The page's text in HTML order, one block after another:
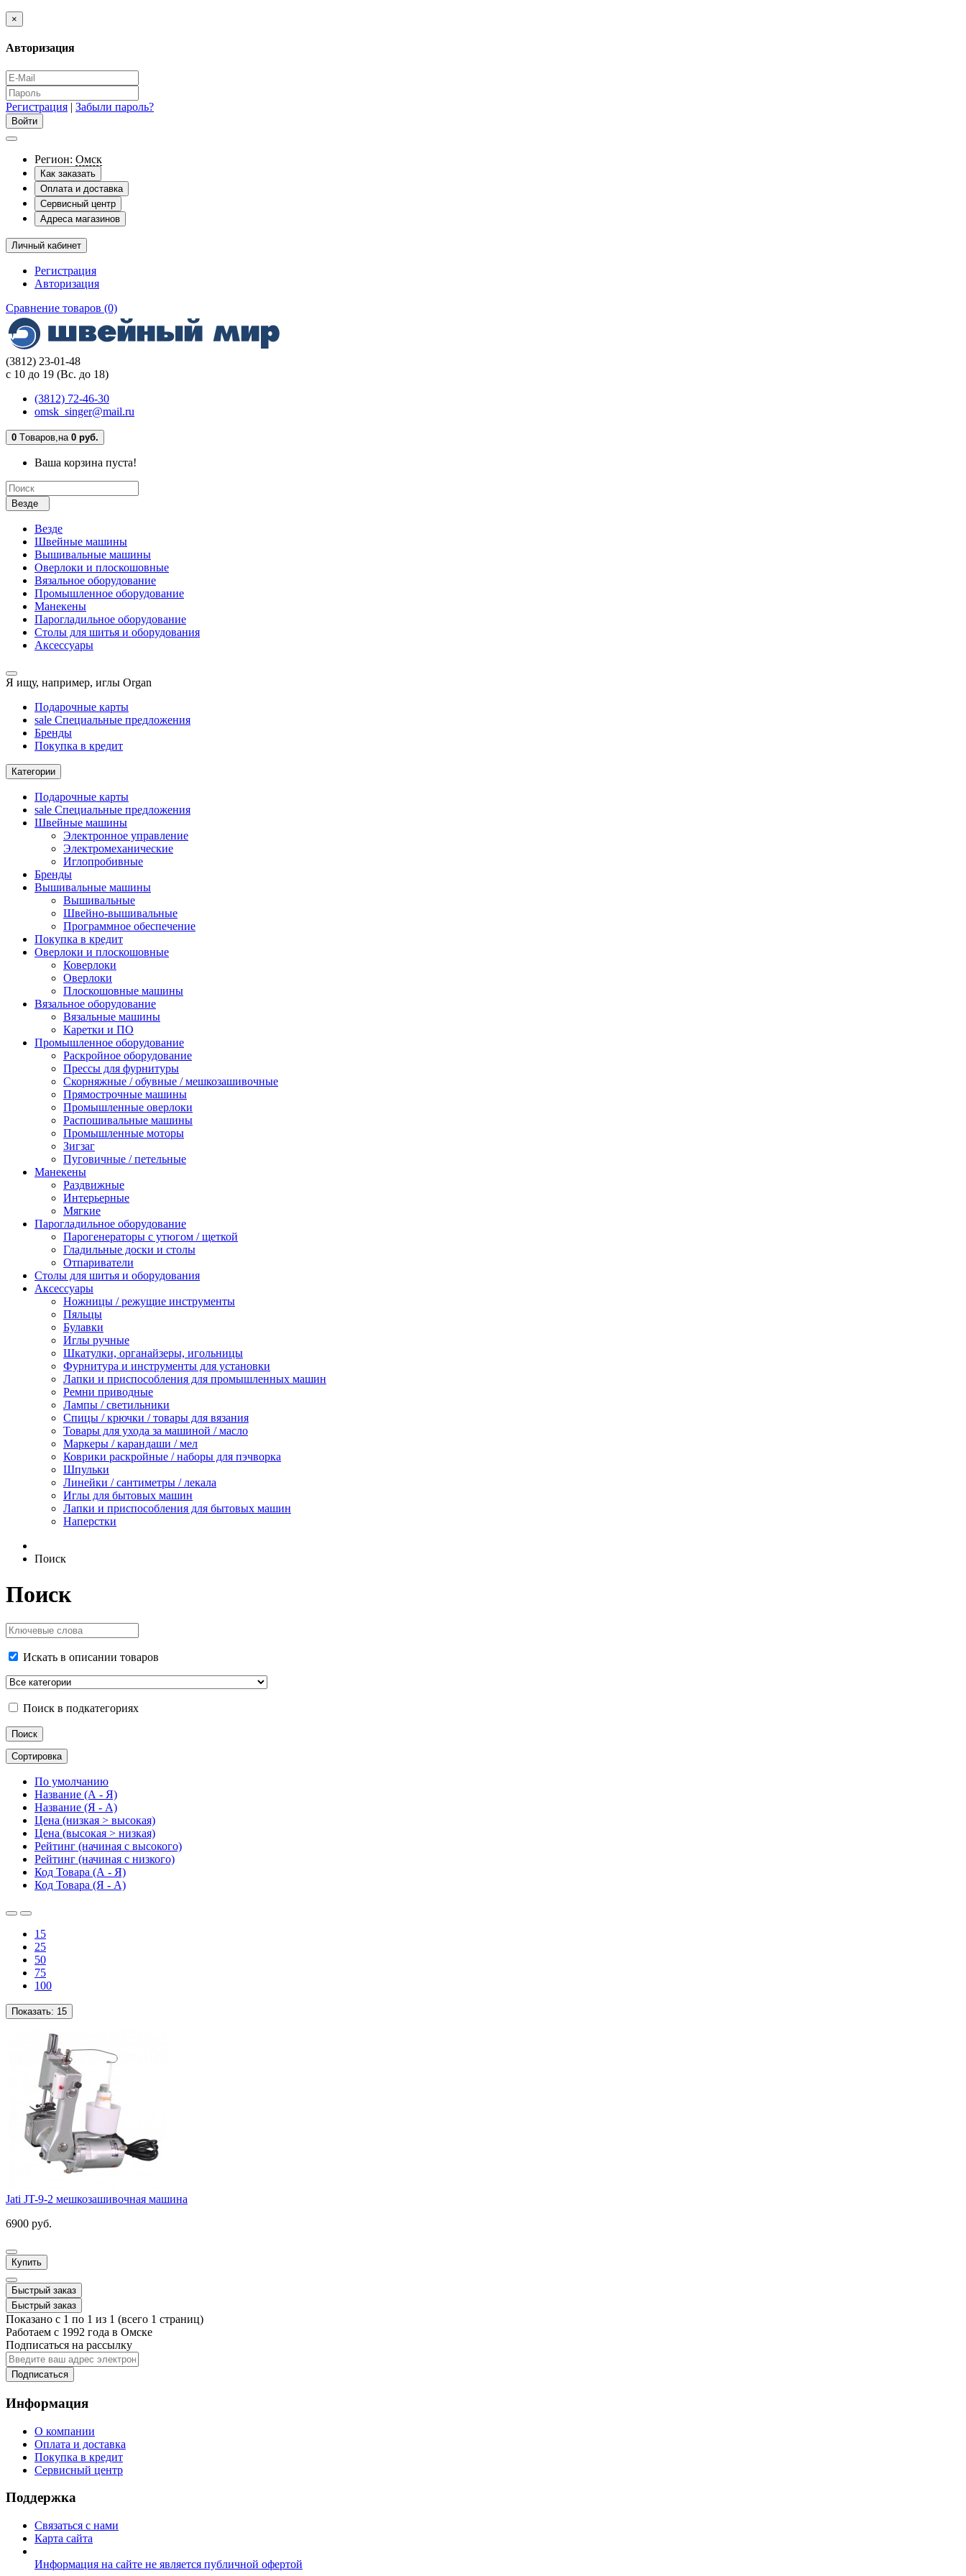
×
Авторизация
Регистрация | Забыли пароль?
Регион: Омск
Как заказать
Оплата и доставка
Сервисный центр
Адреса магазинов
Личный кабинет
Регистрация
Авторизация
Сравнение товаров (0)
(3812) 23-01-48
с 10 до 19 (Вс. до 18)
(3812) 72-46-30
omsk_singer@mail.ru
0 Tоваров,на 0 руб.
Ваша корзина пуста!
Везде
Везде
Швейные машины
Вышивальные машины
Оверлоки и плоскошовные
Вязальное оборудование
Промышленное оборудование
Манекены
Парогладильное оборудование
Столы для шитья и оборудования
Аксессуары
Я ищу, например, иглы Organ
Подарочные карты
sale Специальные предложения
Бренды
Покупка в кредит
Категории
Подарочные карты
sale Специальные предложения
Швейные машины
Электронное управление
Электромеханические
Иглопробивные
Бренды
Вышивальные машины
Вышивальные
Швейно-вышивальные
Программное обеспечение
Покупка в кредит
Оверлоки и плоскошовные
Коверлоки
Оверлоки
Плоскошовные машины
Вязальное оборудование
Вязальные машины
Каретки и ПО
Промышленное оборудование
Раскройное оборудование
Прессы для фурнитуры
Скорняжные / обувные / мешкозашивочные
Прямострочные машины
Промышленные оверлоки
Распошивальные машины
Промышленные моторы
Зигзаг
Пуговичные / петельные
Манекены
Раздвижные
Интерьерные
Мягкие
Парогладильное оборудование
Парогенераторы с утюгом / щеткой
Гладильные доски и столы
Отпариватели
Столы для шитья и оборудования
Аксессуары
Ножницы / режущие инструменты
Пяльцы
Булавки
Иглы ручные
Шкатулки, органайзеры, игольницы
Фурнитура и инструменты для установки
Лапки и приспособления для промышленных машин
Ремни приводные
Лампы / светильники
Спицы / крючки / товары для вязания
Товары для ухода за машиной / масло
Маркеры / карандаши / мел
Коврики раскройные / наборы для пэчворка
Шпульки
Линейки / сантиметры / лекала
Иглы для бытовых машин
Лапки и приспособления для бытовых машин
Наперстки
Поиск
Поиск
Искать в описании товаров
Поиск в подкатегориях
Сортировка
По умолчанию
Название (А - Я)
Название (Я - А)
Цена (низкая > высокая)
Цена (высокая > низкая)
Рейтинг (начиная с высокого)
Рейтинг (начиная с низкого)
Код Товара (А - Я)
Код Товара (Я - А)
15
25
50
75
100
Показать: 15
Jati JT-9-2 мешкозашивочная машина
6900 руб.
Купить
Быстрый заказ
Быстрый заказ
Показано с 1 по 1 из 1 (всего 1 страниц)
Работаем с 1992 года в Омске
Подписаться на рассылку
Подписаться
Информация
О компании
Оплата и доставка
Покупка в кредит
Сервисный центр
Поддержка
Связаться с нами
Карта сайта
Информация на сайте не является публичной офертой